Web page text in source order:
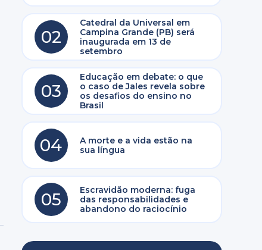
02
Catedral da Universal em
Campina Grande (PB) será
inaugurada em 13 de
setembro
03
Educação em debate: o que
o caso de Jales revela sobre
os desafios do ensino no
Brasil
04
A morte e a vida estão na
sua língua
05
Escravidão moderna: fuga
das responsabilidades e
abandono do raciocínio